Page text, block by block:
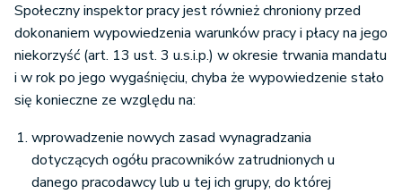
Społeczny inspektor pracy jest również chroniony przed
dokonaniem wypowiedzenia warunków pracy i płacy na jego
niekorzyść (art. 13 ust. 3 u.s.i.p.) w okresie trwania mandatu
i w rok po jego wygaśnięciu, chyba że wypowiedzenie stało
się konieczne ze względu na:
wprowadzenie nowych zasad wynagradzania
dotyczących ogółu pracowników zatrudnionych u
danego pracodawcy lub u tej ich grupy, do której